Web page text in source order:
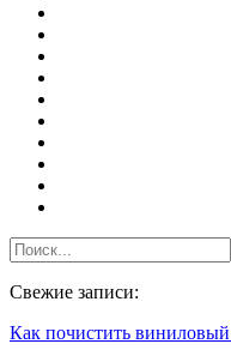
Свежие записи:
Как почистить виниловый